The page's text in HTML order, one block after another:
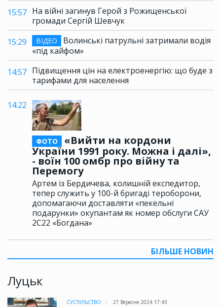
15:57 На війні загинув Герой з Рожищенської
громади Сергій Шевчук
15:29
ВІДЕО
Волинські патрульні затримали водія
«під кайфом»
14:57 Підвищення цін на електроенергію: що буде з
тарифами для населення
14:22
ФОТО
«Вийти на кордони
України 1991 року. Можна і далі»,
- воїн 100 омбр про війну та
Перемогу
Артем із Бердичева, колишній експедитор,
тепер служить у 100-й бригаді тероборони,
допомагаючи доставляти «пекельні
подарунки» окупантам як номер обслуги САУ
2С22 «Богдана»
БІЛЬШЕ НОВИН
Луцьк
СУСПІЛЬСТВО
27 Вересня 2024 17:43